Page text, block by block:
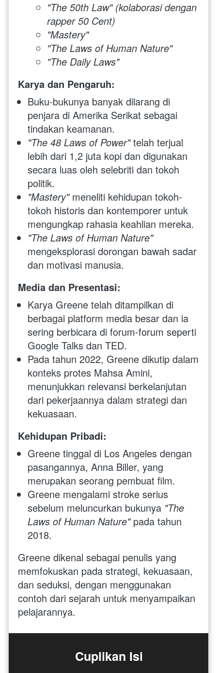
"The 50th Law" (kolaborasi dengan
rapper 50 Cent)
"Mastery"
"The Laws of Human Nature"
"The Daily Laws"
Karya dan Pengaruh:
Buku-bukunya banyak dilarang di
penjara di Amerika Serikat sebagai
tindakan keamanan.
"The 48 Laws of Power" telah terjual
lebih dari 1,2 juta kopi dan digunakan
secara luas oleh selebriti dan tokoh
politik.
"Mastery" meneliti kehidupan tokoh-
tokoh historis dan kontemporer untuk
mengungkap rahasia keahlian mereka.
"The Laws of Human Nature"
mengeksplorasi dorongan bawah sadar
dan motivasi manusia.
Media dan Presentasi:
Karya Greene telah ditampilkan di
berbagai platform media besar dan ia
sering berbicara di forum-forum seperti
Google Talks dan TED.
Pada tahun 2022, Greene dikutip dalam
konteks protes Mahsa Amini,
menunjukkan relevansi berkelanjutan
dari pekerjaannya dalam strategi dan
kekuasaan.
Kehidupan Pribadi:
Greene tinggal di Los Angeles dengan
pasangannya, Anna Biller, yang
merupakan seorang pembuat film.
Greene mengalami stroke serius
sebelum meluncurkan bukunya "The
Laws of Human Nature" pada tahun
2018.
Greene dikenal sebagai penulis yang
memfokuskan pada strategi, kekuasaan,
dan seduksi, dengan menggunakan
contoh dari sejarah untuk menyampaikan
pelajarannya.
Cuplikan Isi